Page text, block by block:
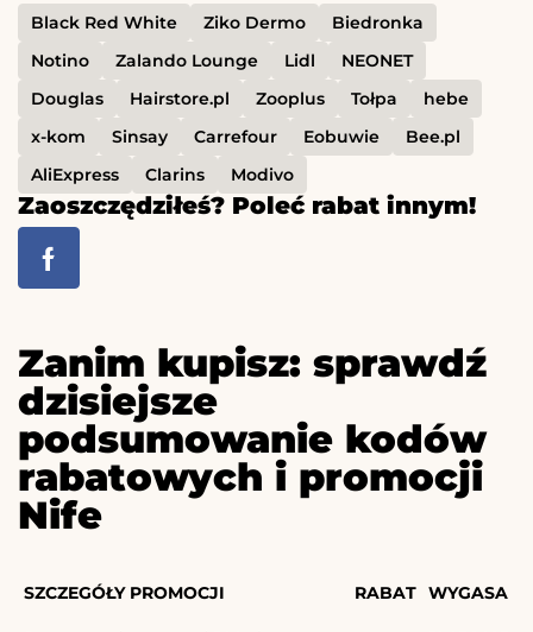
Black Red White Ziko Dermo
Biedronka
Notino
Zalando Lounge Lidl
NEONET
Douglas
Hairstore.pl Zooplus Tołpa
hebe
x-kom
Sinsay Carrefour Eobuwie
Bee.pl
AliExpress
Clarins Modivo
Zaoszczędziłeś? Poleć rabat innym!
Zanim kupisz: sprawdź
dzisiejsze
podsumowanie kodów
rabatowych i promocji
Nife
SZCZEGÓŁY PROMOCJI RABAT WYGASA